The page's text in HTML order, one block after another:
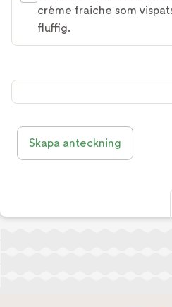
créme fraiche som
fluffig.
Skapa anteckning